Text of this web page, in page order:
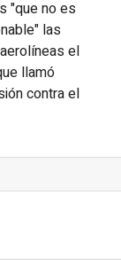
"que no es
las
el
llamó
contra el